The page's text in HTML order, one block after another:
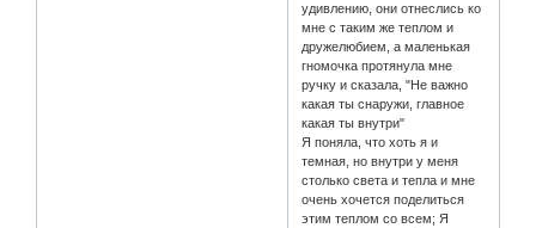
удивлению, они отнеслись ко
мне с таким же теплом и
дружелюбием, а маленькая
гномочка протянула мне
ручку и сказала, "Не важно
какая ты снаружи, главное
какая ты внутри"
Я поняла, что хоть я и
темная, но внутри у меня
столько света и тепла и мне
очень хочется поделиться
этим теплом со всем; Я